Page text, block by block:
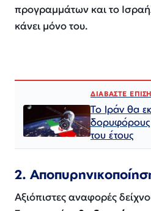
προγραμμάτων και το
κάνει μόνο του.
ΔΙΑΒΑΣΤΕ
Το Ιράν θα
δορυφόρους
του έτους
2.
Αξιόπιστες αναφορές